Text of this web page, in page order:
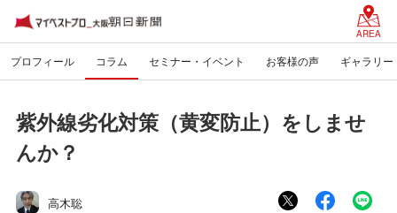
AREA
プロフィール コラム セミナー・イベント お客様の声 ギャラリー
紫外線劣化対策（黄変防止）をしませ
んか？
高木聡